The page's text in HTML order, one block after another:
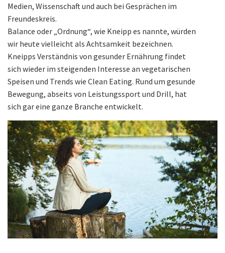
Medien, Wissenschaft und auch bei Gesprächen im
Freundeskreis.
Balance oder „Ordnung“, wie Kneipp es nannte, würden
wir heute vielleicht als Achtsamkeit bezeichnen.
Kneipps Verständnis von gesunder Ernährung findet
sich wieder im steigenden Interesse an vegetarischen
Speisen und Trends wie Clean Eating. Rund um gesunde
Bewegung, abseits von Leistungssport und Drill, hat
sich gar eine ganze Branche entwickelt.